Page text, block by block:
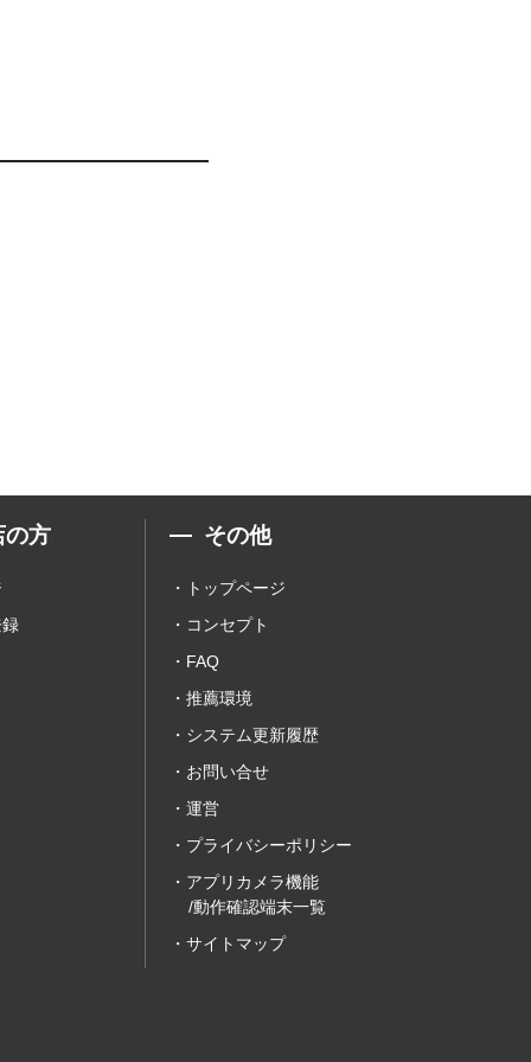
の方 その他
トップページ
コンセプト
FAQ
推薦環境
システム更新履歴
お問い合せ
運営
プライバシーポリシー
アプリカメラ機能
/動作確認端末一覧
サイトマップ